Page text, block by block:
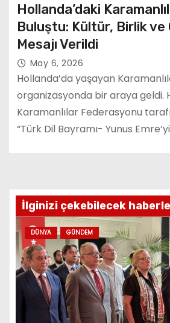
Hollanda’daki
Buluştu: Kültür, Birlik ve
Mesajı Verildi
May 6, 2026
Hollanda’da yaşayan
organizasyonda bir araya geldi.
Karamanlılar Federasyonu
“Türk Dil Bayramı- Yunus
İlginizi çekebilecek
DÜNYA GÜNDEM